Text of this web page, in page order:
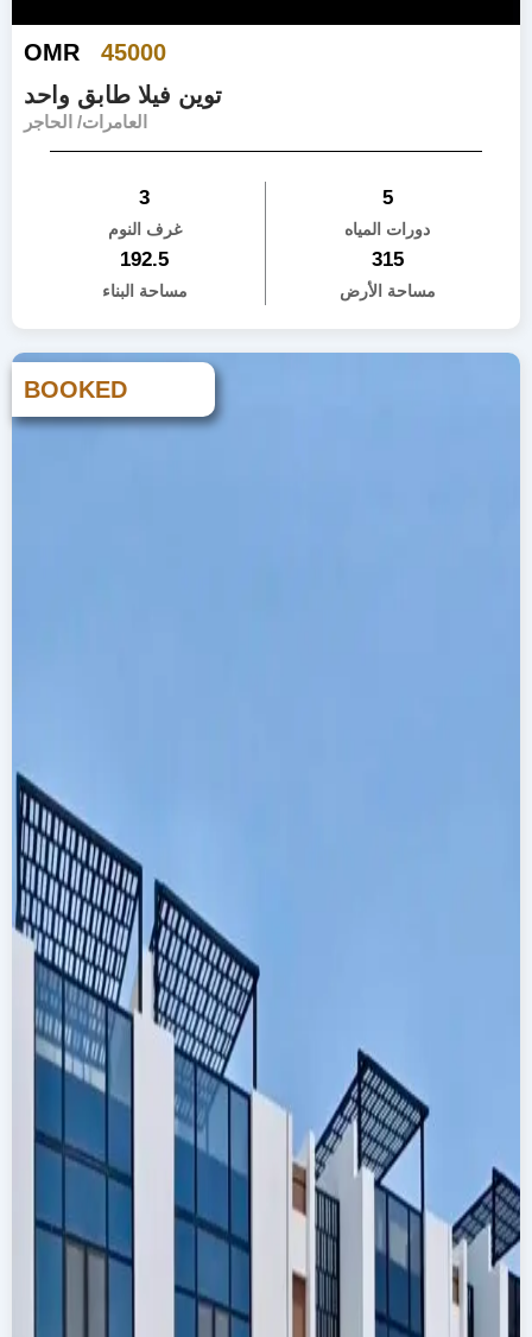
OMR
45000
توين فيلا طابق واحد
العامرات/ الحاجر
3
غرف النوم
5
دورات المياه
192.5
مساحة البناء
315
مساحة الأرض
BOOKED